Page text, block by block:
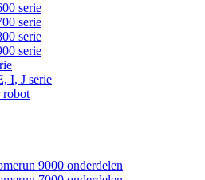
serie
serie
serie
serie
I, J serie
9000 onderdelen